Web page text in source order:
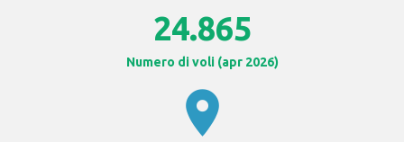
24.865
Numero di voli (apr 2026)
location_on